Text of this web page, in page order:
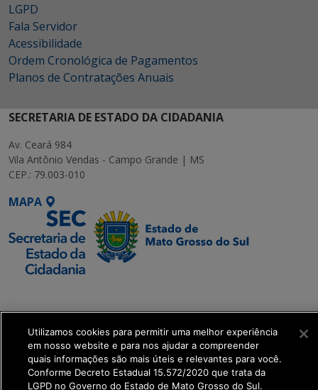
LGPD
Fala Servidor
Acessibilidade
Ordem Cronológica de Pagamentos
Planos de Contratações Anuais
SECRETARIA DE ESTADO DA CIDADANIA
Av. Ceará 984
Vila Antônio Vendas - Campo Grande | MS
CEP.: 79.003-010
MAPA
Executiva de
Transformação Digital
get_footer();
Utilizamos cookies para permitir uma melhor experiência
em nosso website e para nos ajudar a compreender
quais informações são mais úteis e relevantes para você.
Conforme Decreto Estadual 15.572/2020 que trata da
LGPD no Governo do Estado de Mato Grosso do Sul.